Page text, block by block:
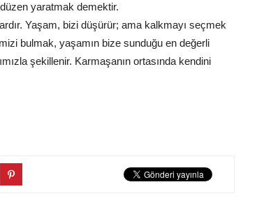
yaratmak demektir.
Yaşam, bizi düşürür; ama kalkmayı seçmek
bulmak, yaşamın bize sunduğu en değerli
şekillenir. Karmaşanın ortasında kendini